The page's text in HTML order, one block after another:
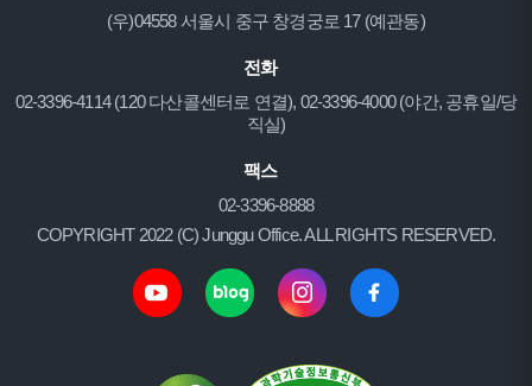
(우)04558 서울시 중구 창경궁로 17 (예관동)
전화
02-3396-4114 (120 다산콜센터로 연결), 02-3396-4000 (야간, 공휴일/당
직실)
팩스
02-3396-8888
COPYRIGHT 2022 (C) Junggu Office. ALL RIGHTS RESERVED.